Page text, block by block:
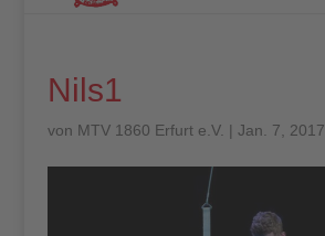
Nils1
von MTV 1860 Erfurt e.V. | Jan. 7, 2017